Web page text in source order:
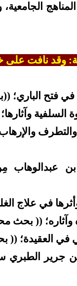
الجامعية،
وقد نافت
في فتح
السلفية
والتطرف
عبدالوهاب
في علاج
وآثاره؛ (( بحث
في العقيدة؛
جرير الطبري